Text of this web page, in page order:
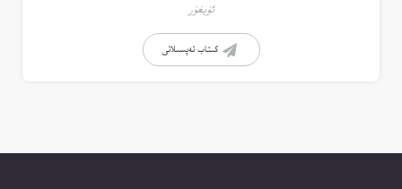
ئۇيغۇر
كىتاب تەپسىلاتى